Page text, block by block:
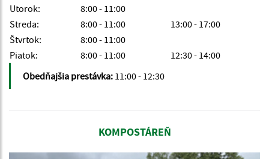
Utorok:
8:00 - 11:00
Streda:
8:00 - 11:00
13:00 - 17:00
Štvrtok:
8:00 - 11:00
Piatok:
8:00 - 11:00
12:30 - 14:00
Obedňajšia prestávka: 11:00 - 12:30
KOMPOSTÁREŇ